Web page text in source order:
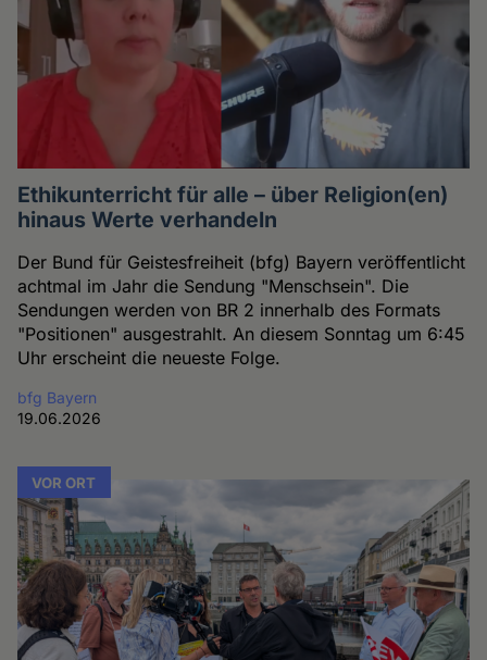
Ethikunterricht für alle – über Religion(en)
hinaus Werte verhandeln
Der Bund für Geistesfreiheit (bfg) Bayern veröffentlicht
achtmal im Jahr die Sendung "Menschsein". Die
Sendungen werden von BR 2 innerhalb des Formats
"Positionen" ausgestrahlt. An diesem Sonntag um 6:45
Uhr erscheint die neueste Folge.
bfg Bayern
19.06.2026
VOR ORT